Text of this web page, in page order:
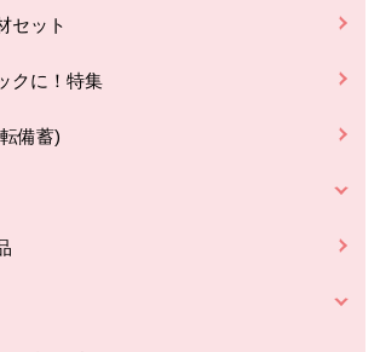
セット
クに！特集
備蓄)